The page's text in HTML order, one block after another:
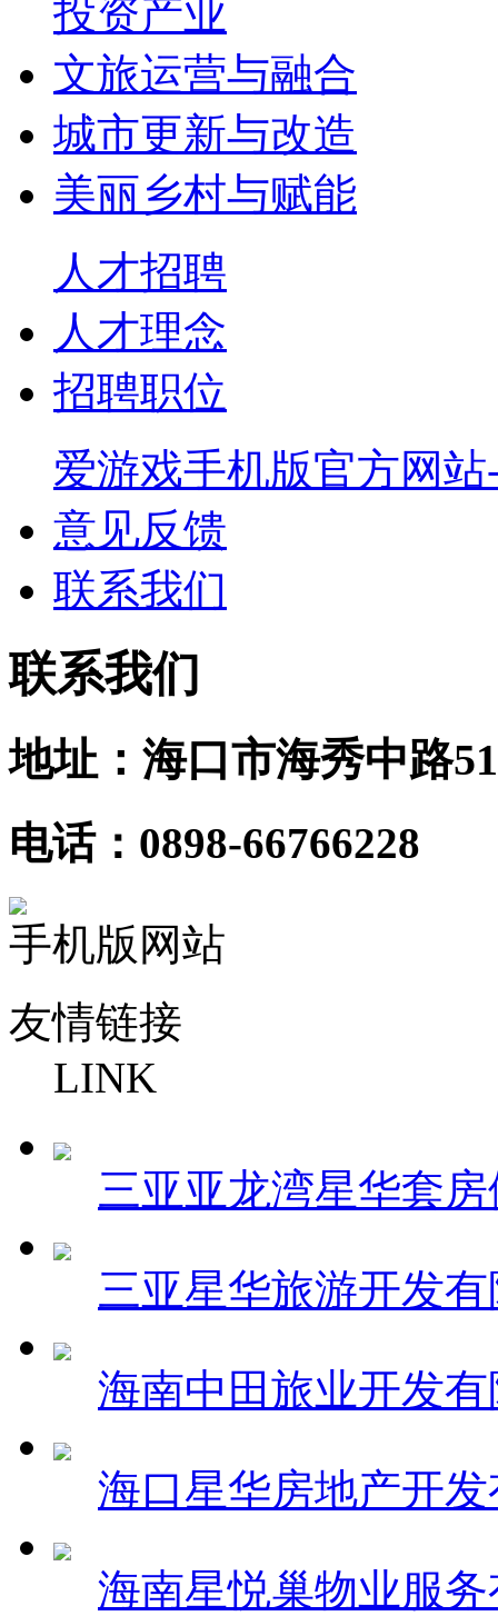
投资产业
文旅运营与融合
城市更新与改造
美丽乡村与赋能
人才招聘
人才理念
招聘职位
爱游戏手机版官方网
意见反馈
联系我们
联系我们
地址：海口市海秀中路
电话：0898-66766228
手机版网站
友情链接
LINK
三亚亚龙湾星华套
三亚星华旅游开发
海南中田旅业开发
海口星华房地产开
海南星悦巢物业服